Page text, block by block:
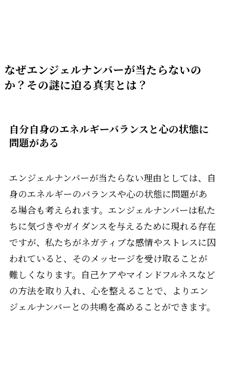
なぜエンジェルナンバーが当たらないの
か？その謎に迫る真実とは？
自分自身のエネルギーバランスと心の状態に
問題がある
エンジェルナンバーが当たらない理由としては、自
身のエネルギーのバランスや心の状態に問題があ
る場合も考えられます。エンジェルナンバーは私た
ちに気づきやガイダンスを与えるために現れる存在
ですが、私たちがネガティブな感情やストレスに囚
われていると、そのメッセージを受け取ることが
難しくなります。自己ケアやマインドフルネスなど
の方法を取り入れ、心を整えることで、よりエン
ジェルナンバーとの共鳴を高めることができます。